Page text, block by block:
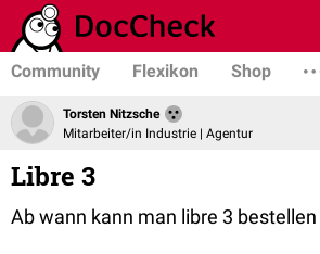
Community Flexikon Shop
Torsten Nitzsche
Mitarbeiter/in Industrie | Agentur
Libre 3
Ab wann kann man libre 3 bestellen